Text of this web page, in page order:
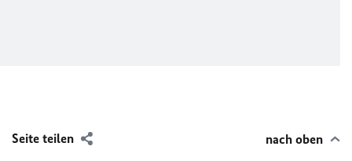
Seite teilen nach oben